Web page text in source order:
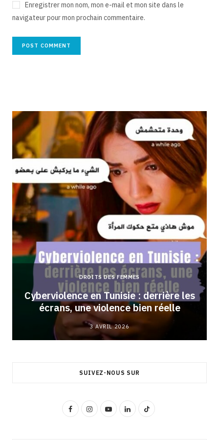
Enregistrer mon nom, mon e-mail et mon site dans le
navigateur pour mon prochain commentaire.
DROITS DES FEMMES
Cyberviolence en Tunisie : derrière les
écrans, une violence bien réelle
3 AVRIL 2026
SUIVEZ-NOUS SUR
F
I
Y
L
T